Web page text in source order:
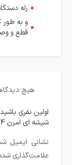
رله
و به طور
قطع و
هیچ
اولین نفری
شیشه ای امرن 4 کنتاکت 10 آمپر 14 پایه LY4N-D2 48DC”
نشانی ایمیل
علامت‌گذاری